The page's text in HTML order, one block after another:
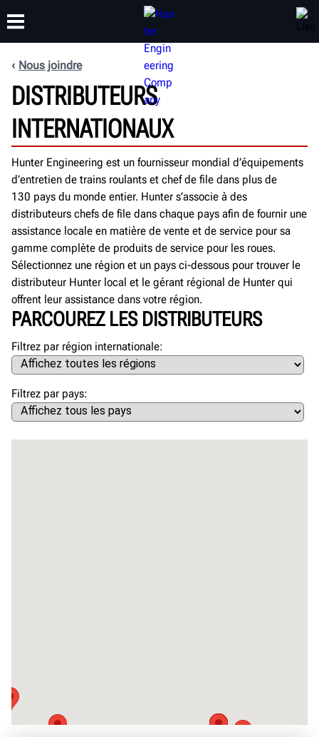
PRODUITS ASSISTANCE
FORMATION
Nous joindre
DISTRIBUTEURS
INTERNATIONAUX
Hunter Engineering est un fournisseur mondial d’équipements
d’entretien de trains roulants et chef de file dans plus de
130 pays du monde entier. Hunter s’associe à des
distributeurs chefs de file dans chaque pays afin de fournir une
assistance locale en matière de vente et de service pour sa
gamme complète de produits de service pour les roues.
Sélectionnez une région et un pays ci-dessous pour trouver le
distributeur Hunter local et le gérant régional de Hunter qui
offrent leur assistance dans votre région.
PARCOUREZ LES DISTRIBUTEURS
Filtrez par région internationale
Filtrez par pays